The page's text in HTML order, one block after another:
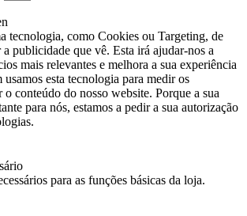
tecnologia, como Cookies ou Targeting, de
publicidade que vê. Esta irá ajudar-nos a
mais relevantes e melhora a sua experiência
esta tecnologia para medir os
o conteúdo do nosso website. Porque a sua
para nós, estamos a pedir a sua autorização
para as funções básicas da loja.